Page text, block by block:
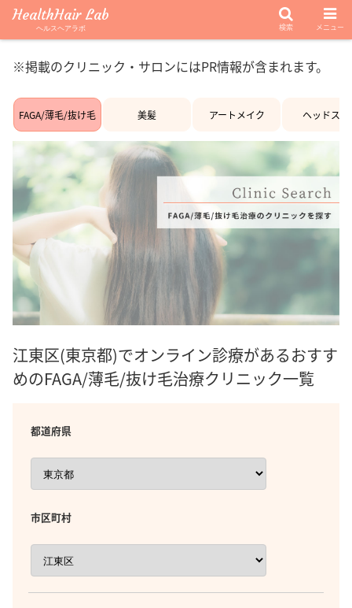
※掲載のクリニック・サロンにはPR情報が含まれます。
FAGA/薄毛/抜け毛 美髪 アートメイク ヘッドスパ
江東区(東京都)でオンライン診療があるおすす
めのFAGA/薄毛/抜け毛治療クリニック一覧
都道府県
市区町村
HealthHair Lab
ヘルスヘアラボ 検索 メニュー